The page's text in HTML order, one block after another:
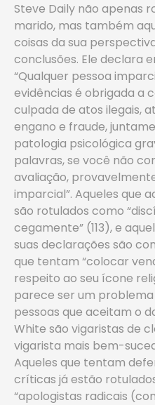
Steve Daily não apenas
marido, mas também
coisas da sua
conclusões. Ele declara
“Qualquer pessoa
evidências é obrigada a
culpada de atos ilegais,
engano e fraude,
patologia psicológica
palavras, se você não
avaliação,
imparcial”. Aqueles que
são rotulados como
cegamente” (113), e
suas declarações são
que tentam “colocar
respeito ao seu ícone
parece ser um
pessoas que aceitam o
White são vigaristas de
vigarista mais bem-
Aqueles que tentam
críticas já estão
“apologistas radicais